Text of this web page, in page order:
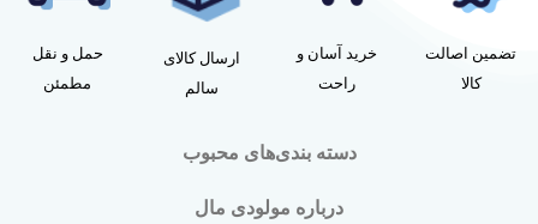
تضمین اصالت
کالا
خرید آسان و
راحت
ارسال کالای
سالم
حمل و نقل
مطمئن
دسته بندی‌های محبوب
درباره مولودی مال